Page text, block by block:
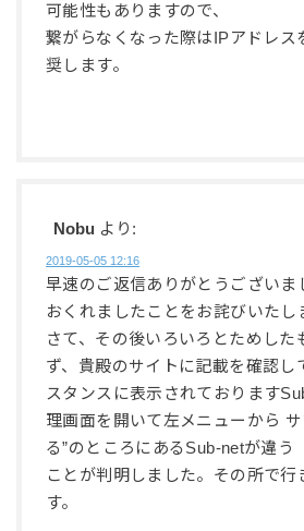
可能性もありますので、
繋がらなくなった際はIPアドレス
奨します。
Nobu より:
2019-05-05 12:16
早速のご返信ありがとうございま
おくれましたことをお詫びいたし
さて、その後いろいろとためした
ず、貴殿のサイトに記載を確認し
スタンスに表示されております
理画面を開いて左メニューから
る”のところにあるSub-netが違う
ことが判明しました。その所で行
す。